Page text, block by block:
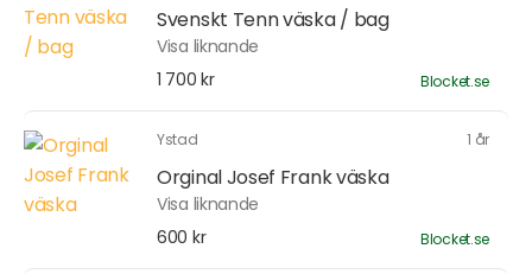
Svenskt Tenn väska / bag
Visa liknande
1 700 kr
Blocket.se
Ystad 1 år
Orginal Josef Frank väska
Visa liknande
600 kr
Blocket.se